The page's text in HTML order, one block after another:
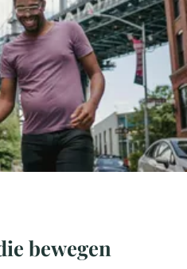
bewegen